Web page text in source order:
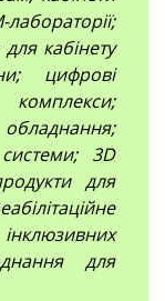
кабінету
цифрові
3D
для
для